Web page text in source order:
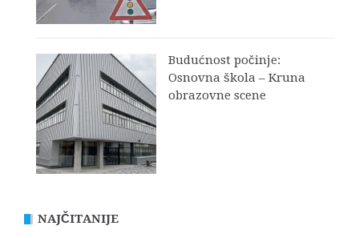
Budućnost počinje:
Osnovna škola – Kruna
obrazovne scene
NAJČITANIJE